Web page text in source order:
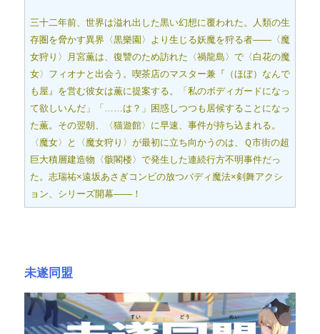
三十二年前、世界は溢れ出した黒い幻想に覆われた。人類の生
存圏を脅かす異界〈黒樂園〉より生じる妖魔を狩る者――〈魔
女狩り〉月宮薫は、復讐のため訪れた〈禍龍島〉で〈白花の魔
女〉フィオナと出会う。喫茶店のマスター兼『（ほぼ）なんで
も屋』を営む彼女は薫に提案する。「私のボディガードになっ
て欲しいんだ」「……は？」困惑しつつも居候することになっ
た薫。その翌朝、〈猫遊館〉に早速、事件が持ち込まれる。
〈魔女〉と〈魔女狩り〉が最初に立ち向かうのは、Ｑ市街の超
巨大積層建造物〈骸閣楼〉で発生した連続行方不明事件だっ
た。志瑞祐×遠坂あさぎコンビの放つバディ魔法×剣舞アクシ
ョン、シリーズ開幕――！
未遂同盟